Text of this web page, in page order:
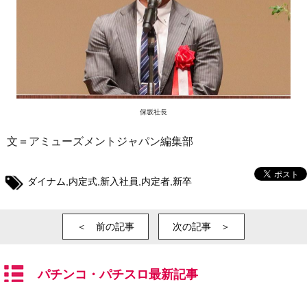
保坂社長
文＝アミューズメントジャパン編集部
ダイナム 内定式 新入社員 内定者 新卒
＜ 前の記事 次の記事 ＞
パチンコ・パチスロ最新記事